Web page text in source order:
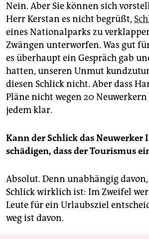
Nein. Aber Sie können sich
Herr Kerstan­ es nicht begrüßt,
eines Nationalparks zu
Zwängen unterworfen. Was gut
es überhaupt ein Gespräch gab
hatten, unseren Unmut
diesen Schlick nicht. Aber dass
Pläne nicht wegen 20
jedem klar.
Kann der Schlick das Neuwerker
schädigen, dass der Tourismus
Absolut. Denn unabhängig
Schlick wirklich ist: Im Zweifel
Leute für ein Urlaubsziel
weg ist davon.